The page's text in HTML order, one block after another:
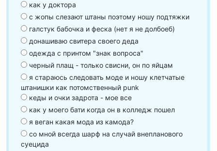
как у доктора
с жопы слезают штаны поэтому ношу подтяжки
галстук бабочка и феска (нет я не долбоеб)
донашиваю свитера своего деда
одежда с принтом "знак вопроса"
черный плащ - только свисни, он по яйцам
я стараюсь следовать моде и ношу клетчатые
штанишки как потомственный punk
кеды и очки задрота - мое все
как у моего бати когда он в колледж пошел
я веган какая мода из камода?
со мной всегда шарф на случай внепланового
суецида